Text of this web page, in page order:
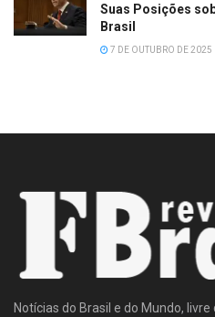
Suas Posições
Brasil
7 DE OUTUBRO DE 2025
Notícias do Brasil e do Mundo,